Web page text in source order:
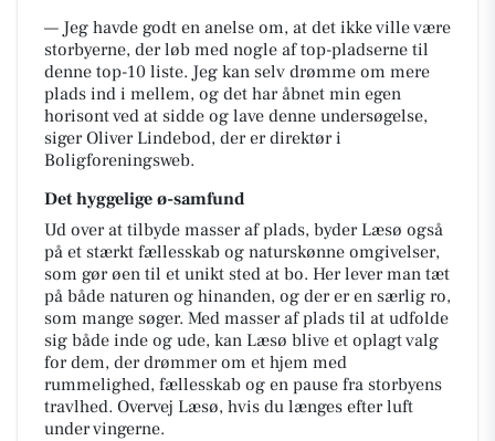
— Jeg havde godt en anelse om, at det ikke ville være
storbyerne, der løb med nogle af top-pladserne til
denne top-10 liste. Jeg kan selv drømme om mere
plads ind i mellem, og det har åbnet min egen
horisont ved at sidde og lave denne undersøgelse,
siger Oliver Lindebod, der er direktør i
Boligforeningsweb.
Det hyggelige ø-samfund
Ud over at tilbyde masser af plads, byder Læsø også
på et stærkt fællesskab og naturskønne omgivelser,
som gør øen til et unikt sted at bo. Her lever man tæt
på både naturen og hinanden, og der er en særlig ro,
som mange søger. Med masser af plads til at udfolde
sig både inde og ude, kan Læsø blive et oplagt valg
for dem, der drømmer om et hjem med
rummelighed, fællesskab og en pause fra storbyens
travlhed. Overvej Læsø, hvis du længes efter luft
under vingerne.